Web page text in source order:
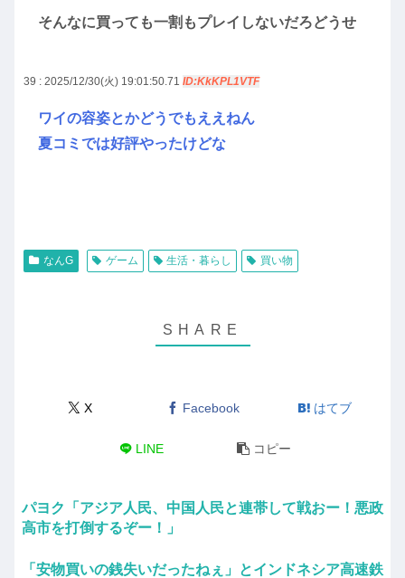
そんなに買っても一割もプレイしないだろどうせ
39 : 2025/12/30(火) 19:01:50.71 ID:KkKPL1VTF
ワイの容姿とかどうでもええねん
夏コミでは好評やったけどな
なんG ゲーム 生活・暮らし 買い物
X Facebook はてブ
LINE コピー
パヨク「アジア人民、中国人民と連帯して戦おー！悪政
高市を打倒するぞー！」
「安物買いの銭失いだったねぇ」とインドネシア高速鉄